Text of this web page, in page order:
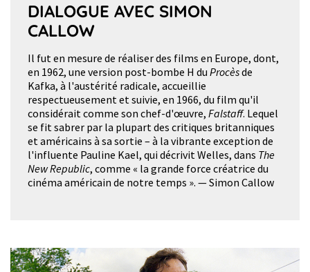
DIALOGUE AVEC SIMON
CALLOW
Il fut en mesure de réaliser des films en Europe, dont,
en 1962, une version post-bombe H du Procèsde
Kafka, à l'austérité radicale, accueillie
respectueusement et suivie, en 1966, du film qu'il
considérait comme son chef-d'œuvre, Falstaff. Lequel
se fit sabrer par la plupart des critiques britanniques
et américains à sa sortie – à la vibrante exception de
l'influente Pauline Kael, qui décrivit Welles, dans The
New Republic, comme « la grande force créatrice du
cinéma américain de notre temps ». — Simon Callow